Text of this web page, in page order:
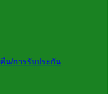
น/การรับประกัน